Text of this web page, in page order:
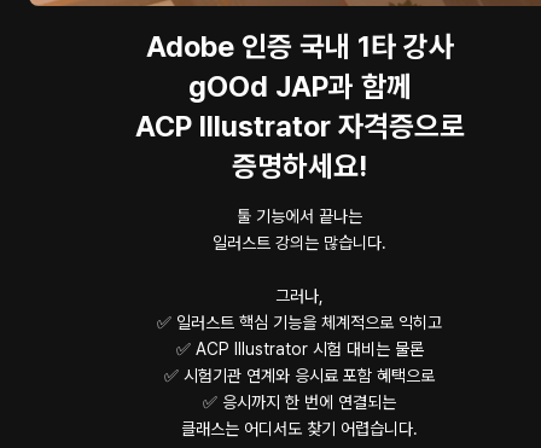
Adobe 인증 국내 1타 강사
gOOd JAP과 함께
ACP Illustrator 자격증으로
증명하세요!
툴 기능에서 끝나는
일러스트 강의는 많습니다.
그러나,
✅ 일러스트 핵심 기능을 체계적으로 익히고
✅ ACP Illustrator 시험 대비는 물론
✅ 시험기관 연계와 응시료 포함 혜택으로
✅ 응시까지 한 번에 연결되는
클래스는 어디서도 찾기 어렵습니다.